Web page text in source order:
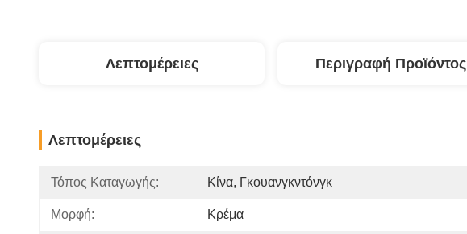
Λεπτομέρειες Περιγραφή Προϊόντος
Λεπτομέρειες
Τόπος Καταγωγής: Κίνα, Γκουανγκντόνγκ
Μορφή: Κρέμα